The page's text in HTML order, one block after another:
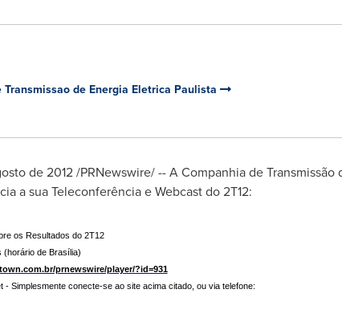
Transmissao de Energia Eletrica Paulista
de 2012 /PRNewswire/ -- A Companhia de Transmissão
a sua Teleconferência e Webcast do 2T12:
os Resultados do 2T12
(horário de Brasília)
prnewswire/player/?id=931
- Simplesmente conecte-se ao site acima citado, ou via telefone: